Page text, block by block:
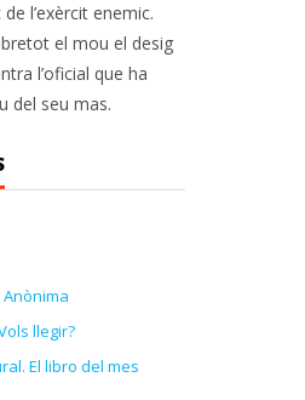
l’exèrcit enemic.
el mou el desig
l’oficial que ha
del seu mas.
llegir?
El libro del mes